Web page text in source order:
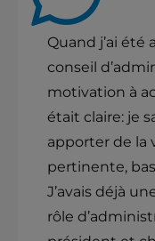
Quand j’ai
conseil
motivation à
était claire: je
apporter de la
pertinente,
J’avais déjà
rôle